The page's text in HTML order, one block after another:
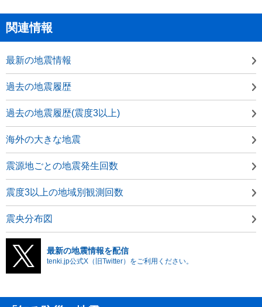
関連情報
最新の地震情報
過去の地震履歴
過去の地震履歴(震度3以上)
海外の大きな地震
震源地ごとの地震発生回数
震度3以上の地域別観測回数
震央分布図
最新の地震情報を配信
tenki.jp公式X（旧Twitter）をご利用ください。